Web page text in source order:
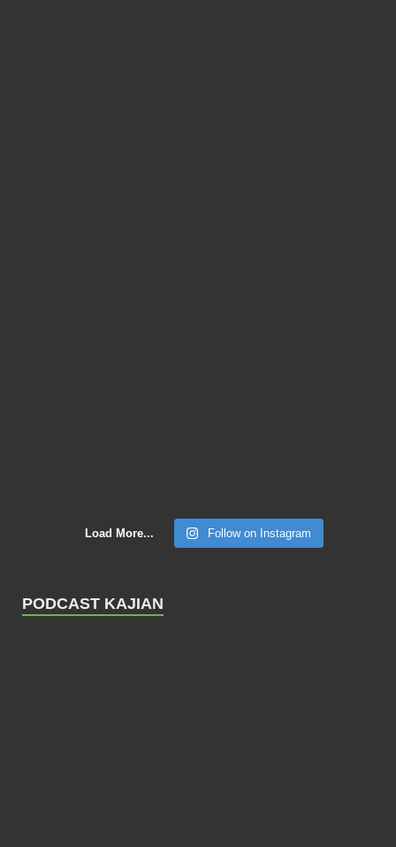
Load More... Follow on Instagram
PODCAST KAJIAN